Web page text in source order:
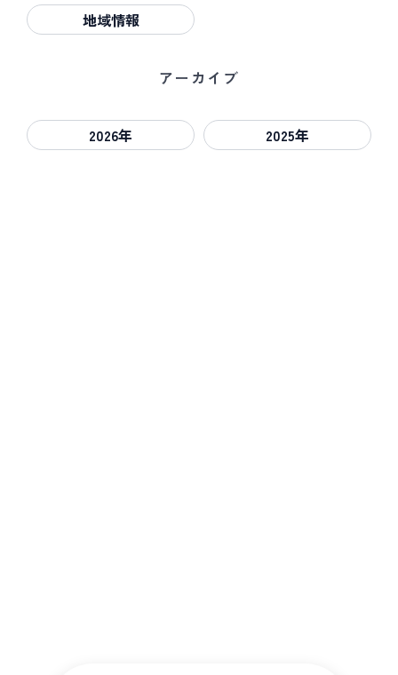
地域情報
アーカイブ
2026年 2025年